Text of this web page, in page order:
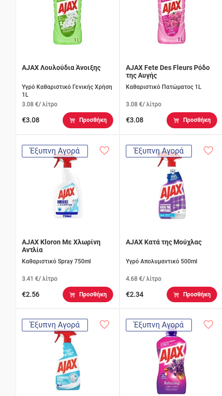
AJAX Λουλούδια Άνοιξης
Υγρό Καθαριστικό Γενικής Χρήση
1L
3.08 €/ λίτρο
€3.08 Προσθήκη
AJAX Fete Des Fleurs Ρόδο
της Αυγής
Καθαριστικό Πατώματος 1L
3.08 €/ λίτρο
€3.08 Προσθήκη
Έξυπνη Αγορά
AJAX Kloron Με Χλωρίνη
Αντλία
Καθαριστικό Spray 750ml
3.41 €/ λίτρο
€2.56 Προσθήκη
Έξυπνη Αγορά
AJAX Κατά της Μούχλας
Υγρό Απολυμαντικό 500ml
4.68 €/ λίτρο
€2.34 Προσθήκη
Έξυπνη Αγορά Έξυπνη Αγορά